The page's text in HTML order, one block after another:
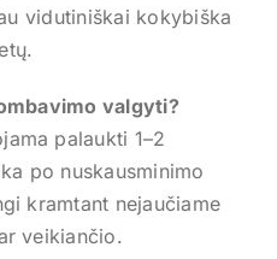
vidutiniškai kokybiška
valgyti?
palaukti 1–2
po nuskausminimo
kramtant nejaučiame
veikiančio.